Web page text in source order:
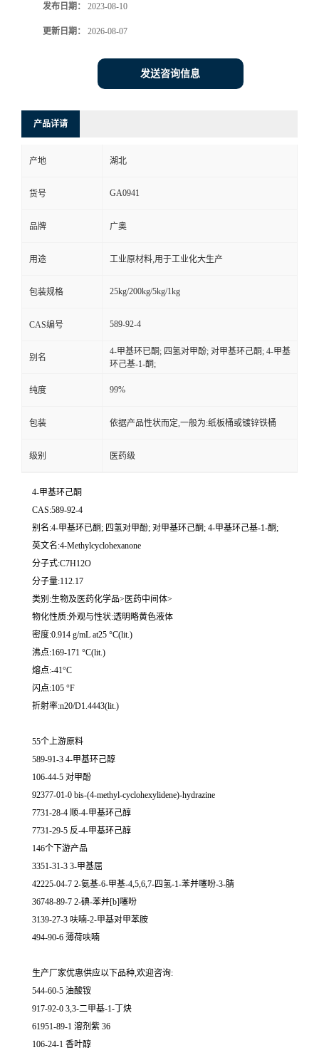
发布日期： 2023-08-10
更新日期： 2026-08-07
发送咨询信息
产品详请
产地 湖北
货号 GA0941
品牌 广奥
用途 工业原材料,用于工业化大生产
包装规格 25kg/200kg/5kg/1kg
CAS编号 589-92-4
别名
4-甲基环已酮; 四氢对甲酚; 对甲基环己酮; 4-甲基
环己基-1-酮;
纯度 99%
包装 依据产品性状而定,一般为:纸板桶或镀锌铁桶
级别 医药级
4-甲基环己酮
CAS:589-92-4
别名:4-甲基环已酮; 四氢对甲酚; 对甲基环己酮; 4-甲基环己基-1-酮;
英文名:4-Methylcyclohexanone
分子式:C7H12O
分子量:112.17
类别:生物及医药化学品>医药中间体>
物化性质:外观与性状:透明略黄色液体
密度:0.914 g/mL at25 °C(lit.)
沸点:169-171 °C(lit.)
熔点:-41°C
闪点:105 °F
折射率:n20/D1.4443(lit.)
55个上游原料
589-91-3 4-甲基环己醇
106-44-5 对甲酚
92377-01-0 bis-(4-methyl-cyclohexylidene)-hydrazine
7731-28-4 顺-4-甲基环己醇
7731-29-5 反-4-甲基环己醇
146个下游产品
3351-31-3 3-甲基屈
42225-04-7 2-氨基-6-甲基-4,5,6,7-四氢-1-苯并噻吩-3-腈
36748-89-7 2-碘-苯并[b]噻吩
3139-27-3 呋喃-2-甲基对甲苯胺
494-90-6 薄荷呋喃
生产厂家优惠供应以下品种,欢迎咨询:
544-60-5 油酸铵
917-92-0 3,3-二甲基-1-丁炔
61951-89-1 溶剂紫 36
106-24-1 香叶醇